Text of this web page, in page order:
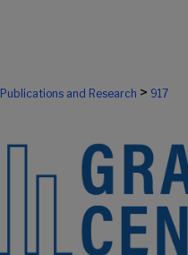
Publications and Research > 917